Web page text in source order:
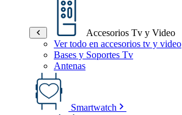
Accesorios Tv y Video
Ver todo en accesorios tv y video
Bases y Soportes Tv
Antenas
Smartwatch